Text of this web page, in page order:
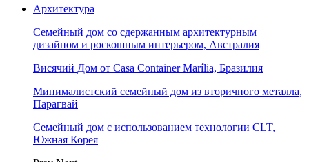
Архитектура
Семейный дом со сдержанным архитектурным
дизайном и роскошным интерьером, Австралия
Висячий Дом от Casa Container Marília, Бразилия
Минималистский семейный дом из вторичного металла,
Парагвай
Семейный дом с использованием технологии CLT,
Южная Корея